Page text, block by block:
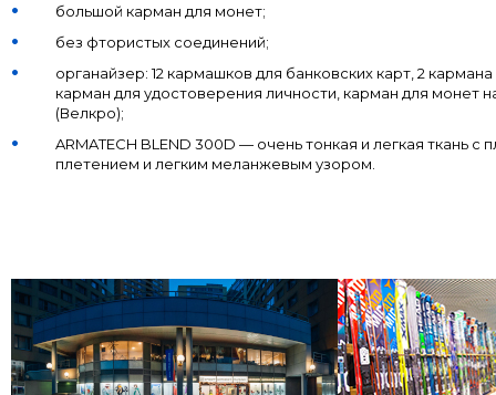
большой карман для монет;
без фтористых соединений;
органайзер: 12 кармашков для банковских карт, 2
карман для удостоверения личности, карман для монет
(Велкро);
ARMATECH BLEND 300D — очень тонкая и легкая ткань с
плетением и легким меланжевым узором.